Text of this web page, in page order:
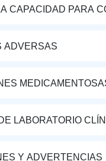
CAPACIDAD PARA
ADVERSAS
LABORATORIO
Y ADVERTENCIAS